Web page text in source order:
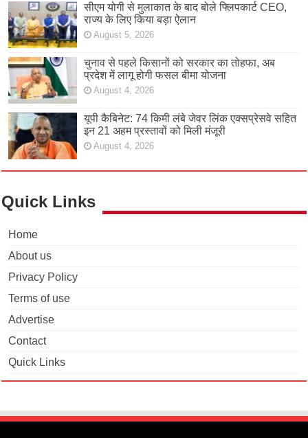
सीएम योगी से मुलाकात के बाद बोले फ्लिपकार्ट CEO,
राज्य के लिए किया बड़ा ऐलान
August 5, 2026
चुनाव से पहले किसानों को सरकार का तोहफा, अब
प्रदेश में लागू होगी फसल बीमा योजना
August 4, 2026
यूपी कैबिनेट: 74 किमी लंबे जेवर लिंक एक्सप्रेसवे सहित
इन 21 अहम प्रस्तावों को मिली मंजूरी
August 4, 2026
Quick Links
Home
About us
Privacy Policy
Terms of use
Advertise
Contact
Quick Links